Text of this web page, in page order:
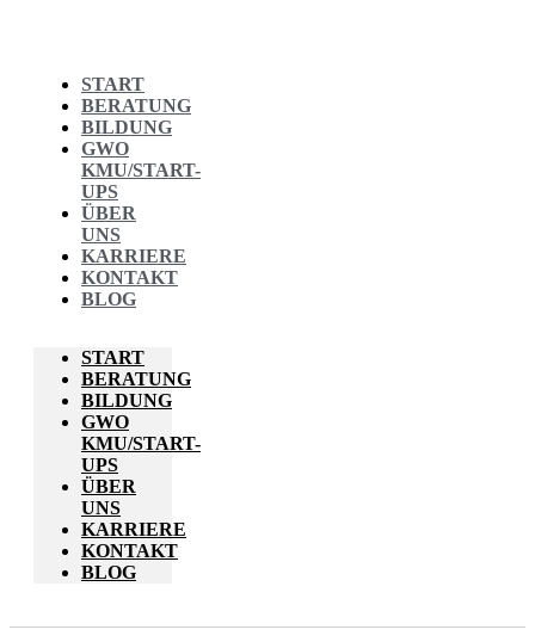
START
BERATUNG
BILDUNG
GWO
KMU/START-
UPS
ÜBER
UNS
KARRIERE
KONTAKT
BLOG
START
BERATUNG
BILDUNG
GWO
KMU/START-
UPS
ÜBER
UNS
KARRIERE
KONTAKT
BLOG